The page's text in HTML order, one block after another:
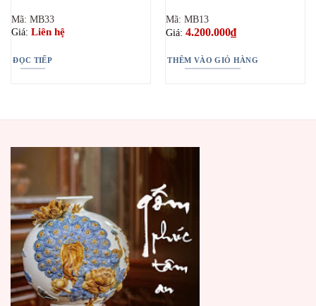
Mã: MB33
Giá: Liên hệ
ĐỌC TIẾP
Mã: MB13
Giá: 4.200.000₫
THÊM VÀO GIỎ HÀNG